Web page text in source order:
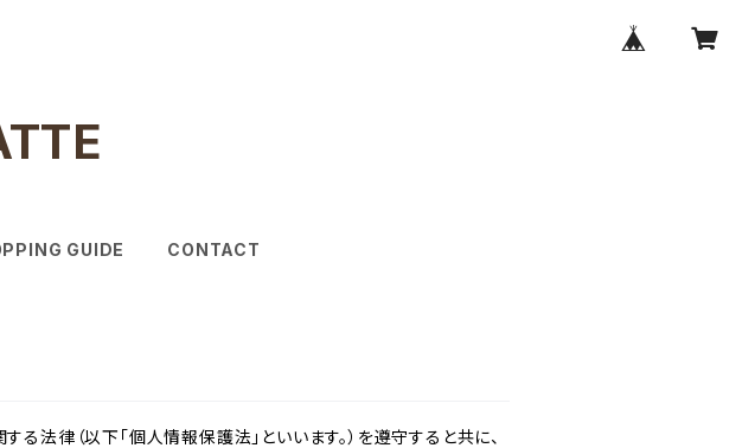
GUIDE CONTACT
法律（以下「個人情報保護法」といいます。）を遵守すると共に、